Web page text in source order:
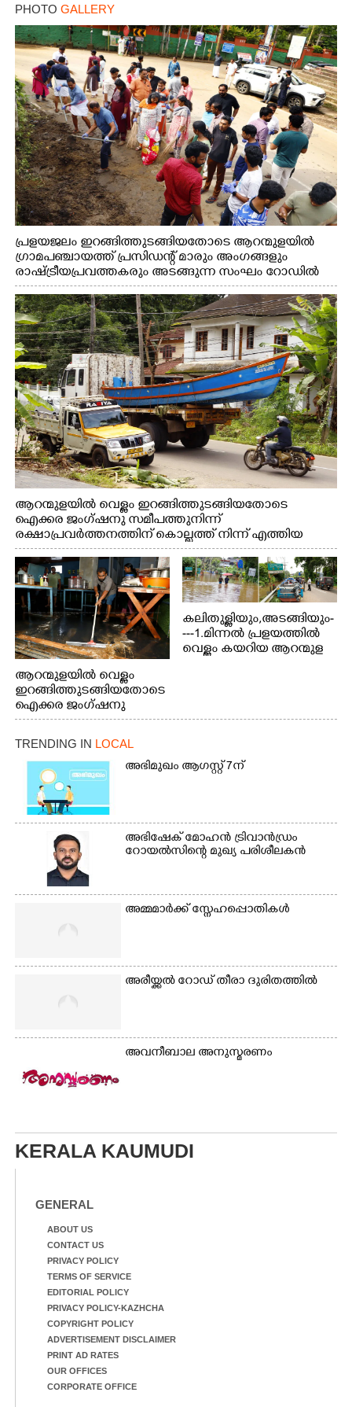
PHOTO GALLERY
പ്രളയജലം ഇറങ്ങിത്തുടങ്ങിയതോടെ ആറന്മുളയിൽ
ഗ്രാമപഞ്ചായത്ത് പ്രസിഡന്റ് മാരും അംഗങ്ങളും
രാഷ്ട്രീയപ്രവത്തകരും അടങ്ങുന്ന സംഘം റോഡിൽ
അടിഞ്ഞ് കൂടിയ ചെളിയും മണ്ണും മറ്റ് മാലിന്യങ്ങളും
നീക്കം ചെയ്യുന്നു.
ആറന്മുളയിൽ വെള്ളം ഇറങ്ങിത്തുടങ്ങിയതോടെ
ഐക്കര ജംഗ്ഷനു സമീപത്തുനിന്ന്
രക്ഷാപ്രവർത്തനത്തിന് കൊല്ലത്ത് നിന്ന് എത്തിയ
ബോട്ടുകൾ തിരികെക്കൊണ്ടുപോകുന്നു.
ആറന്മുളയിൽ വെള്ളം
ഇറങ്ങിത്തുടങ്ങിയതോടെ
ഐക്കര ജംഗ്ഷനു
സമീപം ആറന്മുള
കിടങ്ങന്നൂർ റോഡിന്
സമീപം പ്രവർത്തിക്കു
ആറന്മുള തട്ടുകട കഴുകി
വൃത്തിയാക്കുന്നു.
കലിതുള്ളിയും,അടങ്ങിയും-
---1.മിന്നൽ പ്രളയത്തിൽ
വെള്ളം കയറിയ ആറന്മുള
ഇറങ്ങിപ്പോൾ
ത്തിന് ഓച്ചിറ അഴിക്കലിൽ
TRENDING IN LOCAL
അഭിമുഖം ആഗസ്റ്റ് 7ന്
അഭിഷേക് മോഹൻ ട്രിവാൻഡ്രം
റോയൽസിന്റെ മുഖ്യ പരിശീലകൻ
അമ്മമാർക്ക് സ്നേഹപ്പൊതികൾ
അരീയ്ക്കൽ റോഡ് തീരാ ദുരിതത്തിൽ
അവനീബാല അനുസ്മരണം
KERALA KAUMUDI
GENERAL
ABOUT US
CONTACT US
PRIVACY POLICY
TERMS OF SERVICE
EDITORIAL POLICY
PRIVACY POLICY-KAZHCHA
COPYRIGHT POLICY
ADVERTISEMENT DISCLAIMER
PRINT AD RATES
OUR OFFICES
CORPORATE OFFICE